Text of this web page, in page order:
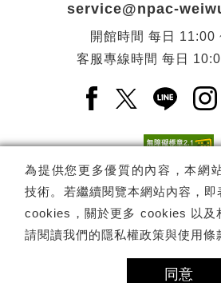
為提供您更多優質的內容，本網
技術。若繼續閱覽本網站內容，
cookies，關於更多 cookies 以及
請閱讀我們的隱私權政策與使用條
同意
service@npac-
開館時間 每日
11:00
客服專線時間 每日
Facebook(另開新
X(另開新視窗)
LINE(另
電子報訂閱
Copyright © 國家表演藝術中心 -衛武營國
隱私權政策 網站導